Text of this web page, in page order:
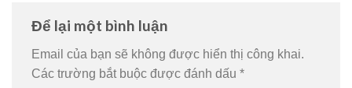
Để lại một bình luận
Email của bạn sẽ không được hiển thị công khai.
Các trường bắt buộc được đánh dấu *